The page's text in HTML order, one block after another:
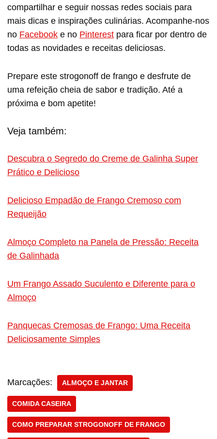
compartilhar e seguir nossas redes sociais para
mais dicas e inspirações culinárias. Acompanhe-nos
no Facebook e no Pinterest para ficar por dentro de
todas as novidades e receitas deliciosas.
Prepare este strogonoff de frango e desfrute de
uma refeição cheia de sabor e tradição. Até a
próxima e bom apetite!
Veja também:
Descubra o Segredo do Creme de Galinha Super
Prático e Delicioso
Delicioso Empadão de Frango Cremoso com
Requeijão
Almoço Completo na Panela de Pressão: Receita
de Galinhada
Um Frango Assado Suculento e Diferente para o
Almoço
Panquecas Cremosas de Frango: Uma Receita
Deliciosamente Simples
Marcações: ALMOÇO E JANTAR
COMIDA CASEIRA
COMO PREPARAR STROGONOFF DE FRANGO